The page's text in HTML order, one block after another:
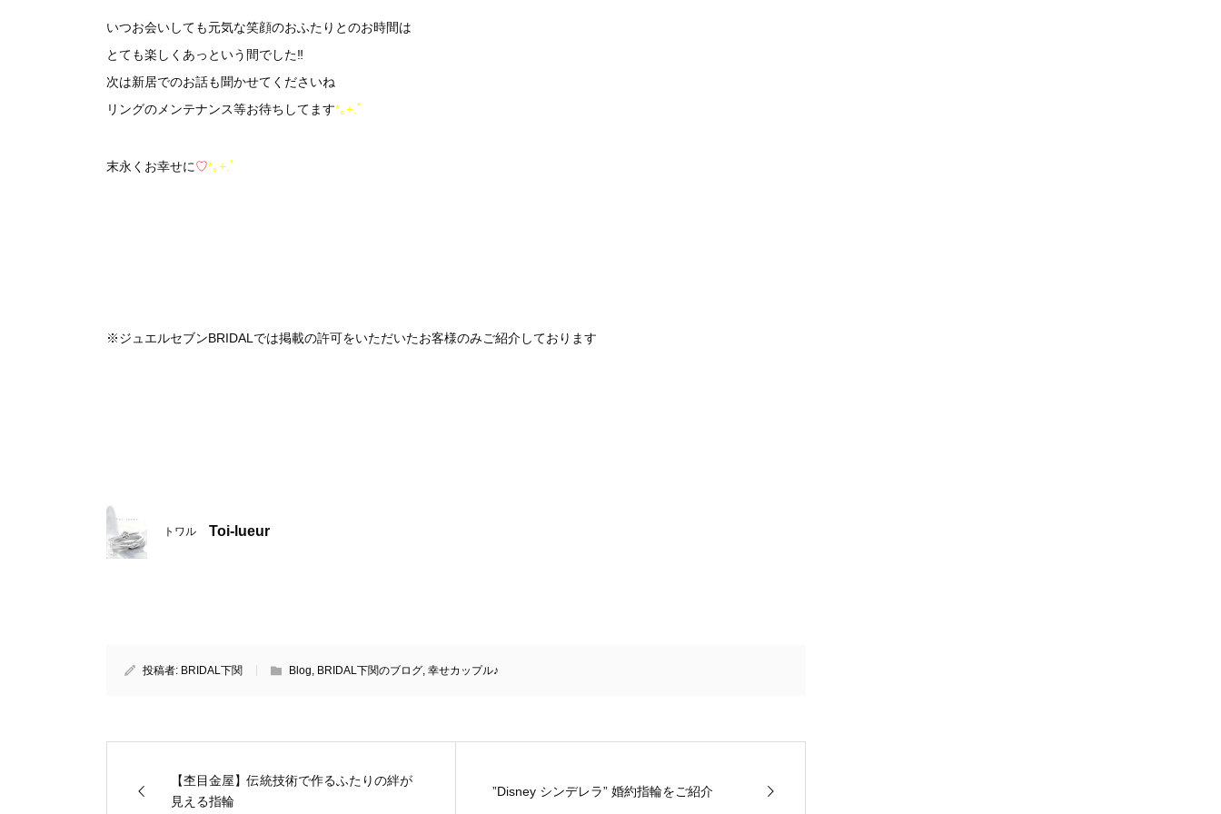
いつお会いしても元気な笑顔のおふたりとのお時間は
とても楽しくあっという間でした‼︎
次は新居でのお話も聞かせてくださいね
リングのメンテナンス等お待ちしてます*｡+.ﾟ
末永くお幸せに♡*｡+.ﾟ
※ジュエルセブンBRIDALでは掲載の許可をいただいたお客様のみご紹介しております
トワル Toi-lueur
投稿者: BRIDAL下関 Blog, BRIDAL下関のブログ, 幸せカップル♪
【杢目金屋】伝統技術で作るふたりの絆が
見える指輪
”Disney シンデレラ” 婚約指輪をご紹介